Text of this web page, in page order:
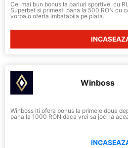
Cel mai bun bonus la pariuri sportive, cu
Superbet si primesti pana la 500 RON cu
vorba o oferta imbatabila pe piata.
Winboss
Winboss iti ofera bonus la primele doua
pana la 1000 RON daca vrei sa joci la